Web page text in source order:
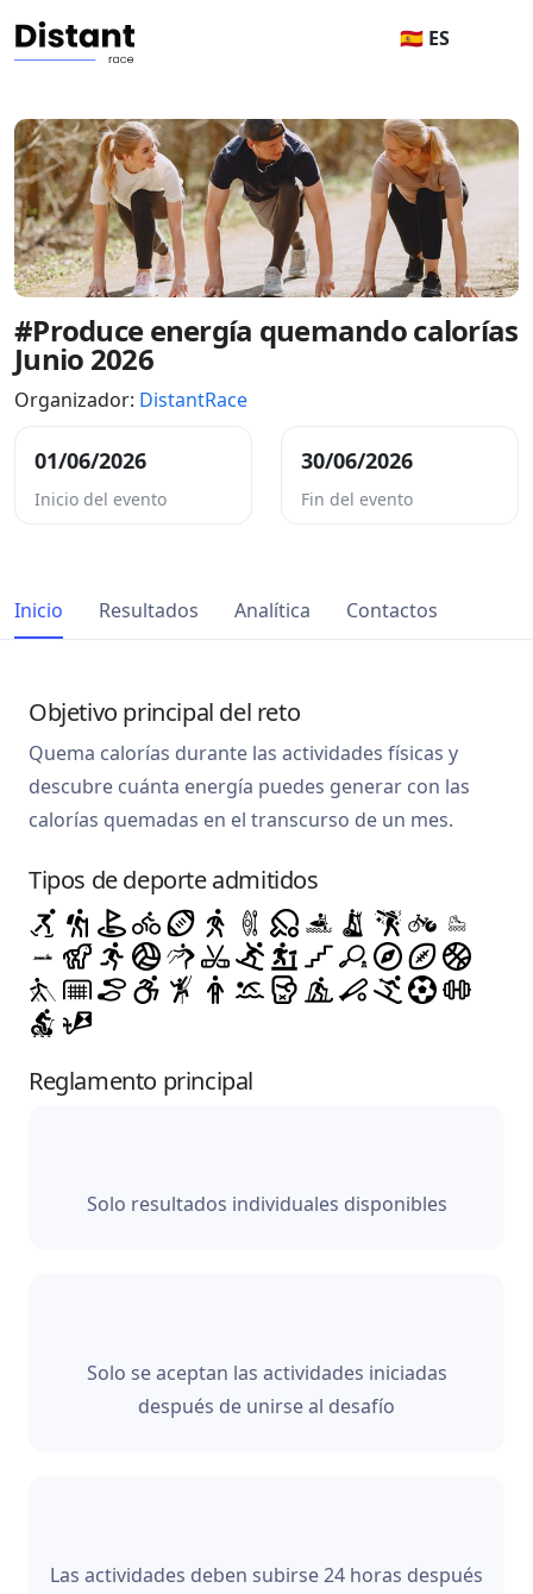
🇪🇸 ES
#Produce energía quemando calorías
Junio 2026
Organizador: DistantRace
01/06/2026
Inicio del evento
30/06/2026
Fin del evento
Inicio Resultados Analítica Contactos
Objetivo principal del reto
Quema calorías durante las actividades físicas y
descubre cuánta energía puedes generar con las
calorías quemadas en el transcurso de un mes.
Tipos de deporte admitidos
Reglamento principal
Solo resultados individuales disponibles
Solo se aceptan las actividades iniciadas
después de unirse al desafío
Las actividades deben subirse 24 horas después